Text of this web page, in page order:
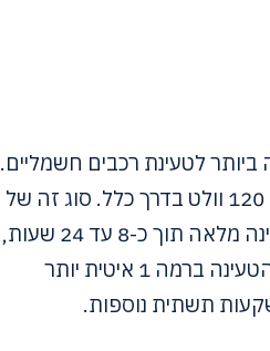
ביותר לטעינת רכבים חשמליים.
הם משתמשים בשקעים ביתיים סטנדרטיים עם מתח של 120 וולט בדרך כלל. סוג זה של
עמדת טעינה אידיאלית לשימוש מגורים ויכולה לספק טעינה מלאה תוך כ-8 עד 24 שעות,
בהתאם לקיבולת המצבר של הרכב החשמלי. למרות שהטעינה ברמה 1 איטית יותר
תשתית נוספות.